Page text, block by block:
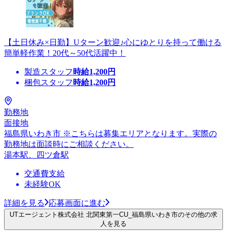
【土日休み×日勤】Uターン歓迎♪心にゆとりを持って働ける
簡単軽作業！20代～50代活躍中！
製造スタッフ 時給1,200円
梱包スタッフ 時給1,200円
勤務地
面接地
福島県いわき市 ※こちらは募集エリアとなります。実際の
勤務地は面談時にご相談ください。
湯本駅、四ツ倉駅
交通費支給
未経験OK
詳細を見る 応募画面に進む
UTエージェント株式会社 北関東第一CU_福島県いわき市のその他の求
人を見る